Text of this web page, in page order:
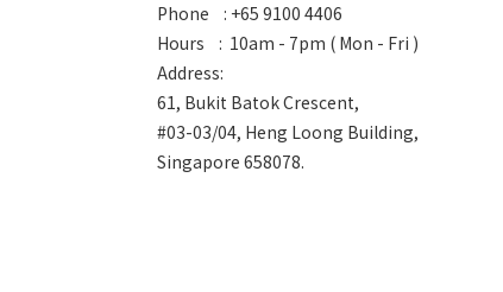
Phone : +65 9100 4406
Hours : 10am - 7pm ( Mon - Fri )
Address:
61, Bukit Batok Crescent,
#03-03/04, Heng Loong Building,
Singapore 658078.